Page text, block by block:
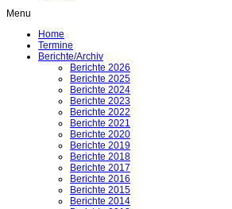
Menu
Home
Termine
Berichte/Archiv
Berichte 2026
Berichte 2025
Berichte 2024
Berichte 2023
Berichte 2022
Berichte 2021
Berichte 2020
Berichte 2019
Berichte 2018
Berichte 2017
Berichte 2016
Berichte 2015
Berichte 2014